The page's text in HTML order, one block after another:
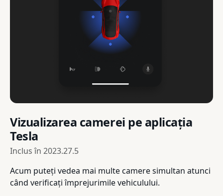
Vizualizarea camerei pe aplicația
Tesla
Inclus în 2023.27.5
Acum puteți vedea mai multe camere simultan atunci
când verificați împrejurimile vehiculului.